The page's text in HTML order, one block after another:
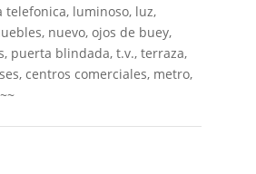
telefonica, luminoso, luz,
nuevo, ojos de buey,
puerta blindada, t.v., terraza,
centros comerciales, metro,